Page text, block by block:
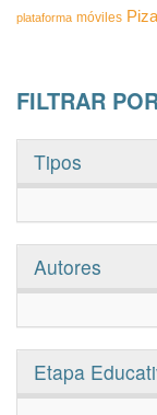
plataforma móviles
FILTRAR
Tipos
Autores
Etapa